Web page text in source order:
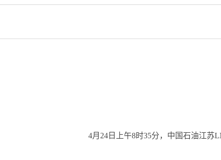
4月24日上午8时35分，中国石油江苏